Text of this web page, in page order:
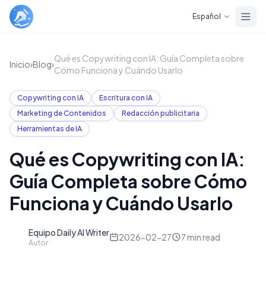
Español
Inicio›Blog›
Qué es Copywriting con IA: Guía Completa sobre
Cómo Funciona y Cuándo Usarlo
Copywriting con IA
Escritura con IA
Marketing de Contenidos
Redacción publicitaria
Herramientas de IA
Qué es Copywriting con IA:
Guía Completa sobre Cómo
Funciona y Cuándo Usarlo
Equipo Daily AI Writer
Autor
2026-02-27 7 min read